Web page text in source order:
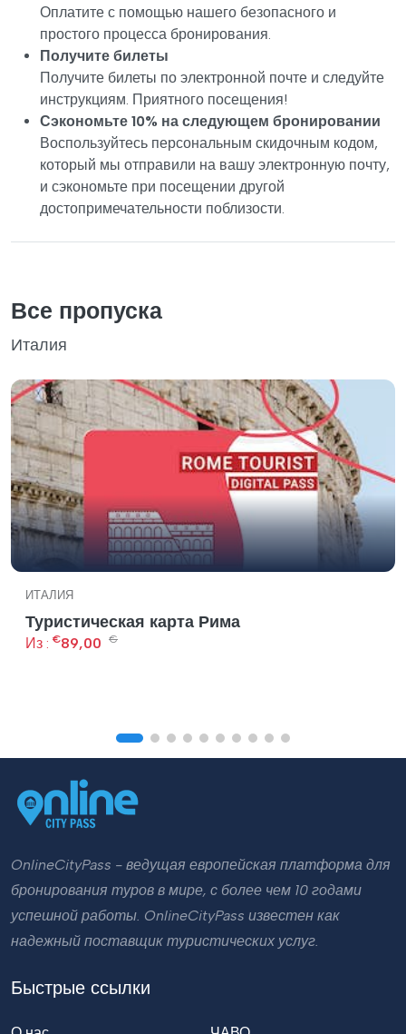
Оплатите с помощью нашего безопасного и
простого процесса бронирования.
Получите билеты
Получите билеты по электронной почте и следуйте
инструкциям. Приятного посещения!
Сэкономьте 10% на следующем бронировании
Воспользуйтесь персональным скидочным кодом,
который мы отправили на вашу электронную почту,
и сэкономьте при посещении другой
достопримечательности поблизости.
Все пропуска
Италия
ИТАЛИЯ
Туристическая карта Рима
Из : €89,00 €
OnlineCityPass - ведущая европейская платформа для
бронирования туров в мире, с более чем 10 годами
успешной работы. OnlineCityPass известен как
надежный поставщик туристических услуг.
Быстрые ссылки